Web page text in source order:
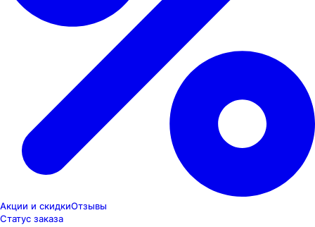
Акции и скидкиОтзывы
Статус заказа